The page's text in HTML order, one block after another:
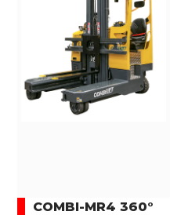
COMBI-MR4 360°